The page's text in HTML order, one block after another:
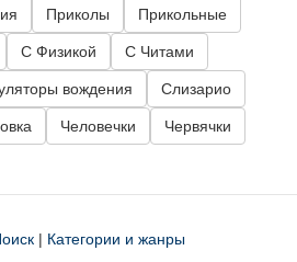
Приколы Прикольные
С Физикой С Читами
вождения Слизарио
Человечки Червячки
| Категории и жанры